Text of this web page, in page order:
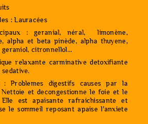
: Lauracées
: geranial, néral, limonène,
alpha et beta pinède, alpha thuyene,
citronnellol...
relaxante carminative detoxifiante
: Problemes digestifs causes par la
et decongestionne le foie et le
est apaisante rafraichissante et
le sommeil reposant apaise l'anxiete